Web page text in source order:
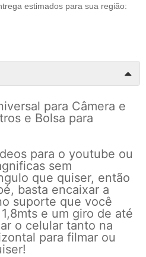
estimados para sua região:
para Câmera e
e Bolsa para
para o youtube ou
sem
que quiser, então
basta encaixar a
suporte que você
e um giro de até
o celular tanto na
para filmar ou